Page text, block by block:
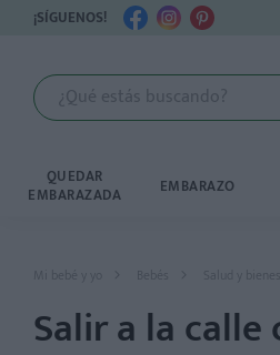
¡SÍGUENOS!
QUEDAR
EMBARAZADA EMBARAZO
Mi bebé y yo Bebés Salud y
Salir a la